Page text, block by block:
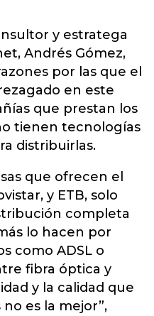
y estratega
Andrés Gómez,
por las que el
en este
que prestan los
tienen tecnologías
distribuirlas.
que ofrecen el
y ETB, solo
completa
lo hacen por
como ADSL o
fibra óptica y
y la calidad que
es la mejor”,